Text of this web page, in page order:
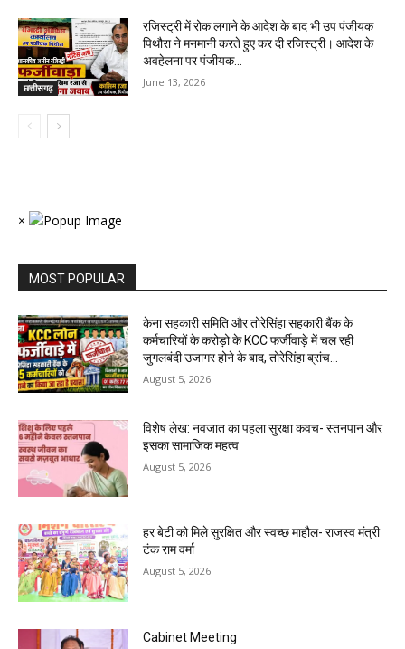
छत्तीसगढ़
रजिस्ट्री में रोक लगाने के आदेश के बाद भी उप पंजीयक
पिथौरा ने मनमानी करते हुए कर दी रजिस्ट्री। आदेश के
अवहेलना पर पंजीयक...
June 13, 2026
×
MOST POPULAR
केना सहकारी समिति और तोरेसिंहा सहकारी बैंक के
कर्मचारियों के करोड़ो के KCC फर्जीवाड़े में चल रही
जुगलबंदी उजागर होने के बाद, तोरेसिंहा ब्रांच...
August 5, 2026
विशेष लेख: नवजात का पहला सुरक्षा कवच- स्तनपान और
इसका सामाजिक महत्व
August 5, 2026
हर बेटी को मिले सुरक्षित और स्वच्छ माहौल- राजस्व मंत्री
टंक राम वर्मा
August 5, 2026
Cabinet Meeting